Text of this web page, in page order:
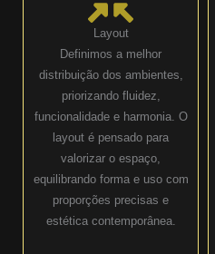
Layout
Definimos a melhor
distribuição dos ambientes,
priorizando fluidez,
funcionalidade e harmonia. O
layout é pensado para
valorizar o espaço,
equilibrando forma e uso com
proporções precisas e
estética contemporânea.